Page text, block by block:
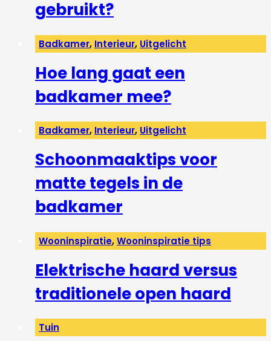
gebruikt?
Badkamer, Interieur, Uitgelicht
Hoe lang gaat een
badkamer mee?
Badkamer, Interieur, Uitgelicht
Schoonmaaktips voor
matte tegels in de
badkamer
Wooninspiratie,Wooninspiratie tips
Elektrische haard versus
traditionele open haard
Tuin